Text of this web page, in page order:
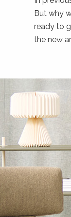
But why
ready to
the new